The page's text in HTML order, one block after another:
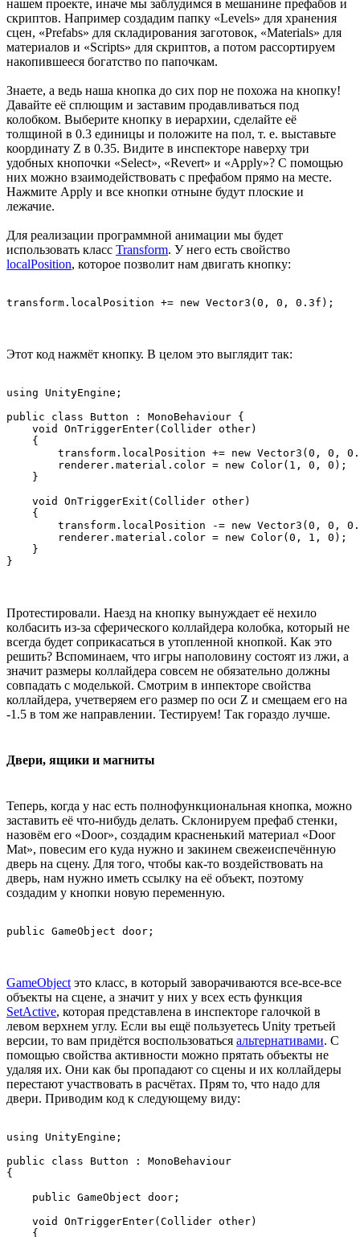
нашем проекте, иначе мы заблудимся в мешанине префабов и
скриптов. Например создадим папку «Levels» для хранения
сцен, «Prefabs» для складирования заготовок, «Materials» для
материалов и «Scripts» для скриптов, а потом рассортируем
накопившееся богатство по папочкам.
Знаете, а ведь наша кнопка до сих пор не похожа на кнопку!
Давайте её сплющим и заставим продавливаться под
колобком. Выберите кнопку в иерархии, сделайте её
толщиной в 0.3 единицы и положите на пол, т. е. выставьте
координату Z в 0.35. Видите в инспекторе наверху три
удобных кнопочки «Select», «Revert» и «Apply»? С помощью
них можно взаимодействовать с префабом прямо на месте.
Нажмите Apply и все кнопки отныне будут плоские и
лежачие.
Для реализации программной анимации мы будет
использовать класс Transform. У него есть свойство
localPosition, которое позволит нам двигать кнопку:
Этот код нажмёт кнопку. В целом это выглядит так:
using UnityEngine;
public class Button : MonoBehaviour {
    void OnTriggerEnter(Collider other)
    {
transform.localPosition += new Vector3(0, 0,
        renderer.material.color = new Color(1, 0, 0);
    }
    void OnTriggerExit(Collider other)
    {
transform.localPosition -= new Vector3(0, 0,
        renderer.material.color = new Color(0, 1, 0);
    }
Протестировали. Наезд на кнопку вынуждает её нехило
колбасить из-за сферического коллайдера колобка, который не
всегда будет соприкасаться в утопленной кнопкой. Как это
решить? Вспоминаем, что игры наполовину состоят из лжи, а
значит размеры коллайдера совсем не обязательно должны
совпадать с моделькой. Смотрим в инпекторе свойства
коллайдера, учетверяем его размер по оси Z и смещаем его на
-1.5 в том же направлении. Тестируем! Так гораздо лучше.
Двери, ящики и магниты
Теперь, когда у нас есть полнофункциональная кнопка, можно
заставить её что-нибудь делать. Склонируем префаб стенки,
назовём его «Door», создадим красненький материал «Door
Mat», повесим его куда нужно и закинем свежеиспечённую
дверь на сцену. Для того, чтобы как-то воздействовать на
дверь, нам нужно иметь ссылку на её объект, поэтому
создадим у кнопки новую переменную.
GameObject это класс, в который заворачиваются все-все-все
объекты на сцене, а значит у них у всех есть функция
SetActive, которая представлена в инспекторе галочкой в
левом верхнем углу. Если вы ещё пользуетесь Unity третьей
версии, то вам придётся воспользоваться альтернативами. С
помощью свойства активности можно прятать объекты не
удаляя их. Они как бы пропадают со сцены и их коллайдеры
перестают участвовать в расчётах. Прям то, что надо для
двери. Приводим код к следующему виду:
using UnityEngine;
public class Button : MonoBehaviour
{
    public GameObject door;
    void OnTriggerEnter(Collider other)
    {